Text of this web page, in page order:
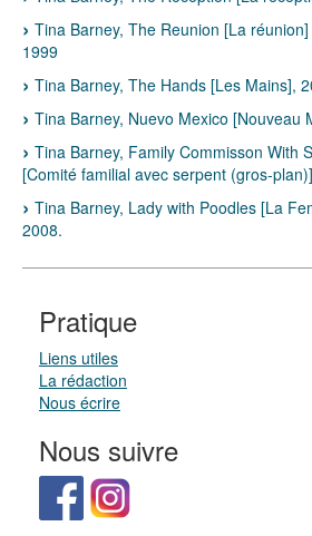
Tina Barney, The Reunion [La réunion]
1999
Tina Barney, The Hands [Les Mains],
Tina Barney, Nuevo Mexico [Nouveau
Tina Barney, Family Commisson With
[Comité familial avec serpent (gros-
Tina Barney, Lady with Poodles [La
2008.
Pratique
Liens utiles
La rédaction
Nous écrire
Nous suivre